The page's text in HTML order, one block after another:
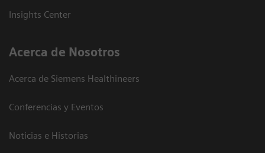
Insights Center
Acerca de Nosotros
Acerca de Siemens Healthineers
Conferencias y Eventos
Noticias e Historias